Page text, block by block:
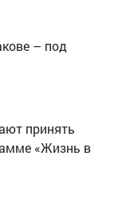
– под
принять
«Жизнь в